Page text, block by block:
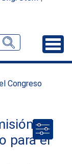
Congreso
para el